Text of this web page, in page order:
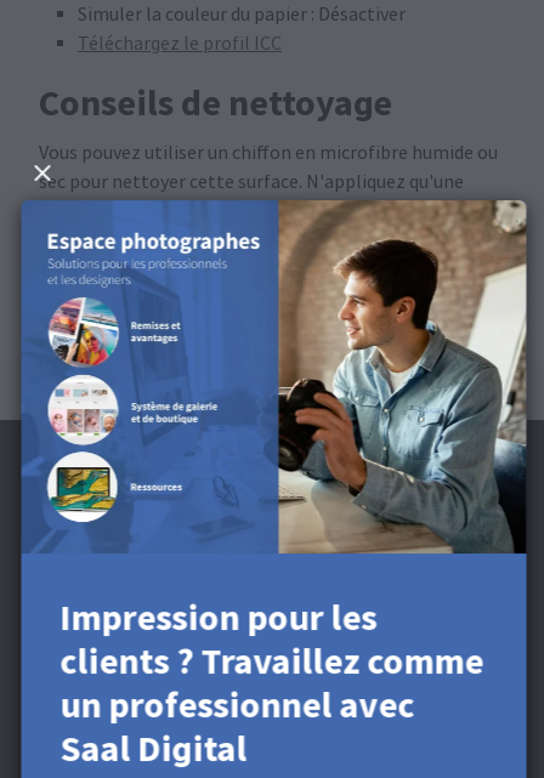
Simuler la couleur du papier : Désactiver
Téléchargez le profil ICC
Conseils de nettoyage
Vous pouvez utiliser un chiffon en microfibre humide ou
sec pour nettoyer cette surface. N'appliquez qu'une
pression minimale afin d'éviter les rayures.
Impression pour les
clients ? Travaillez comme
un professionnel avec
Saal Digital
une Remise de 5 €**
Obtenez des remises exclusives et des conseils de
conception. En vous inscrivant, vous acceptez notre
Politique de confidentialité. Vous pouvez vous désinscrire à
* Ce champ est obligatoire.**